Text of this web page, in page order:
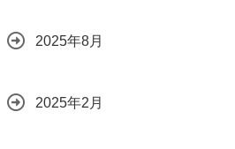
2025年8月
2025年2月